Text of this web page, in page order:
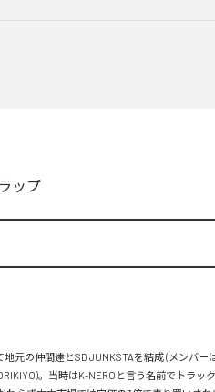
ップ
元の仲間達とSD JUNKSTAを結成 (メンバー
。当時はK-NEROと言う名前でトラッ